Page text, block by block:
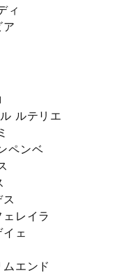
ィ
ア
ルテリエ
ペンベ
レイラ
ェ
エンド